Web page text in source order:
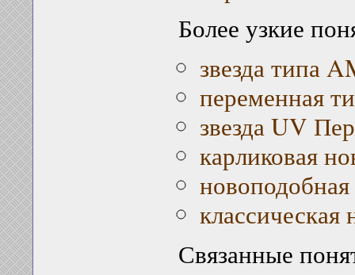
Более узкие
звезда типа
переменная
звезда UV
карликовая
новоподобная
классическая
Связанные